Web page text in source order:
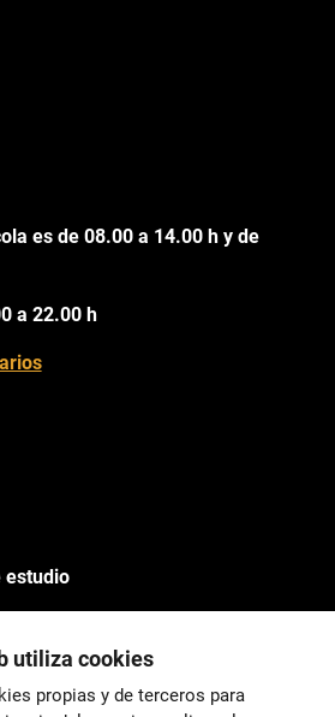
es de 08.00 a 14.00 h y de
a 22.00 h
estudio
utiliza cookies
propias y de terceros para